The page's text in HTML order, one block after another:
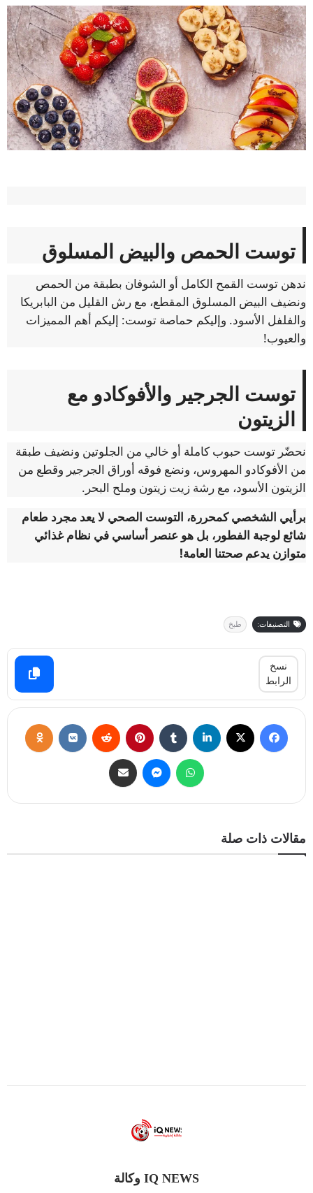
توست الحمص والبيض المسلوق
ندهن توست القمح الكامل أو الشوفان بطبقة من الحمص
ونضيف البيض المسلوق المقطع، مع رش القليل من البابريكا
والفلفل الأسود. وإليكم حماصة توست: إليكم أهم المميزات
والعيوب!
توست الجرجير والأفوكادو مع
الزيتون
نحضّر توست حبوب كاملة أو خالي من الجلوتين ونضيف طبقة
من الأفوكادو المهروس، ونضع فوقه أوراق الجرجير وقطع من
الزيتون الأسود، مع رشة زيت زيتون وملح البحر.
برأيي الشخصي كمحررة، التوست الصحي لا يعد مجرد طعام
شائع لوجبة الفطور، بل هو عنصر أساسي في نظام غذائي
متوازن يدعم صحتنا العامة!
التصنيفات: طبخ
نسخ
الرابط
مقالات ذات صلة
IQ NEWS وكالة